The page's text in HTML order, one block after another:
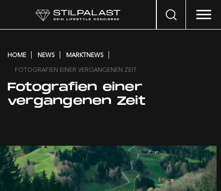
Search
HOME NEWS
MARKTNEWS
FOTOGRAFIEN EINER VERGANGENEN ZEIT
Fotografien einer
vergangenen Zeit